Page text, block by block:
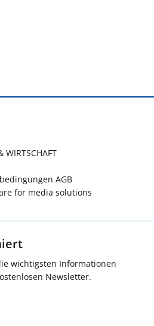
AGB
for media solutions
wichtigsten Informationen
Newsletter.